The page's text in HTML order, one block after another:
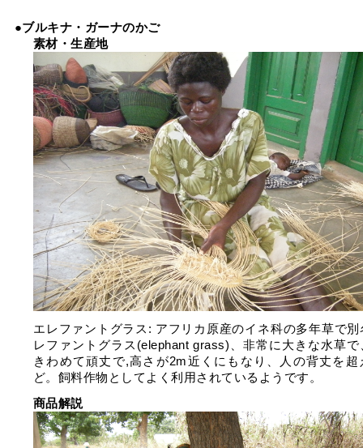
●ブルキナ・ガーナのかご
素材・生産地
エレファントグラス: アフリカ原産のイネ科の多年草で別
レファントグラス(elephant grass)、非常に大きな水草で
きわめて頑丈で,高さが2m近くにもなり、人の背丈を超
ど。飼料作物としてよく利用されているようです。
商品解説